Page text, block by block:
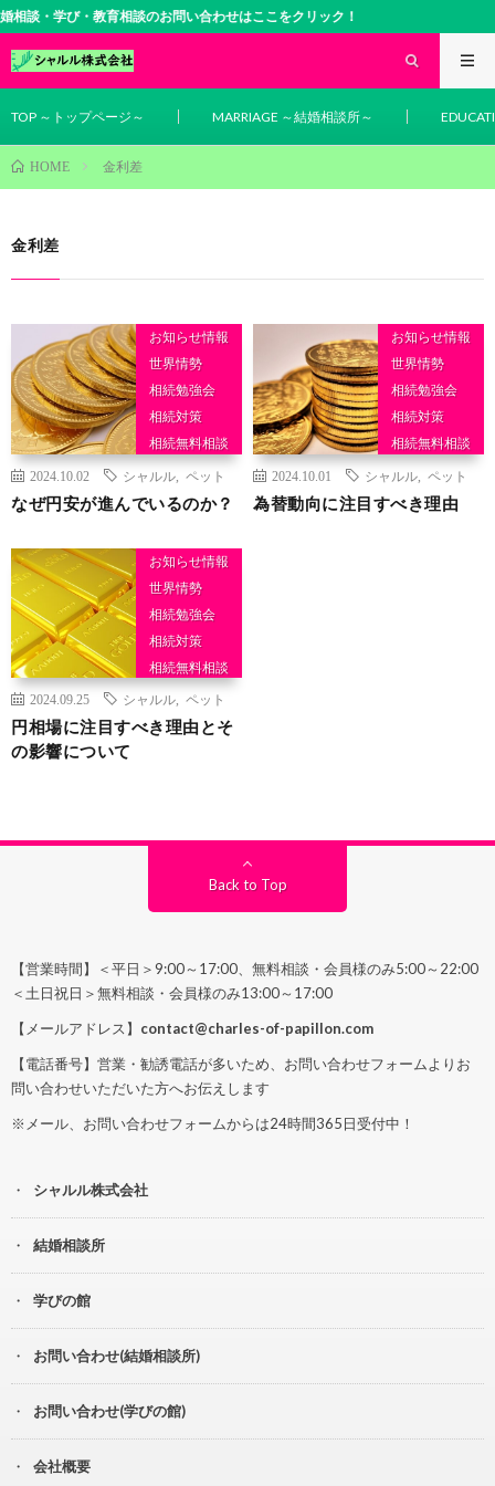
談・学び・教育相談のお問い合わせはここをクリック！
TOP ～トップページ～ MARRIAGE ～結婚相談所～
HOME 金利差
金利差
お知らせ情報
世界情勢
相続勉強会
相続対策
相続無料相談
相続相談
2024.10.02 シャルル ペット
なぜ円安が進んでいるのか？
お知らせ情報
世界情勢
相続勉強会
相続対策
相続無料相談
相続相談
2024.10.01 シャルル ペット
為替動向に注目すべき理由
お知らせ情報
世界情勢
相続勉強会
相続対策
相続無料相談
相続相談
2024.09.25 シャルル ペット
円相場に注目すべき理由とそ
の影響について
Back to Top
【営業時間】＜平日＞9:00～17:00、無料相談・会員様のみ5:00～22:00
＜土日祝日＞無料相談・会員様のみ13:00～17:00
【メールアドレス】 contact@charles-of-papillon.com
【電話番号】営業・勧誘電話が多いため、お問い合わせフォームよりお
問い合わせいただいた方へお伝えします
※メール、お問い合わせフォームからは24時間365日受付中！
シャルル株式会社
結婚相談所
学びの館
お問い合わせ(結婚相談所)
お問い合わせ(学びの館)
会社概要